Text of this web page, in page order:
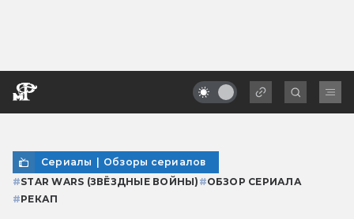
Сериалы | Обзоры сериалов
#STAR WARS (ЗВЁЗДНЫЕ ВОЙНЫ) #ОБЗОР СЕРИАЛА
#РЕКАП